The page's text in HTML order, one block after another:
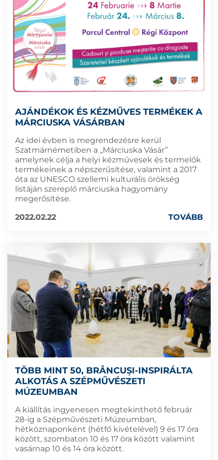
AJÁNDÉKOK ÉS KÉZMŰVES TERMÉKEK A
MÁRCIUSKA VÁSÁRBAN
Az idei évben is megrendezésre kerül
Szatmárnémetiben a „Márciuska Vásár”
amelynek célja a helyi kézművesek és termelők
termékeinek a népszerűsítése, valamint a 2017
óta az UNESCO szellemi kulturális örökség
listáján szereplő márciuska hagyomány
megerősítése.
2022.02.22
TOVÁBB
TÖBB MINT 50, BRÂNCUȘI-INSPIRÁLTA
ALKOTÁS A SZÉPMŰVÉSZETI
MÚZEUMBAN
A kiállítás ingyenesen megtekinthető február
28-ig a Szépművészeti Múzeumban,
hétköznaponként (hétfő kivételével) 9 és 17 óra
között, szombaton 10 és 17 óra között valamint
vasárnap 10 és 14 óra között.